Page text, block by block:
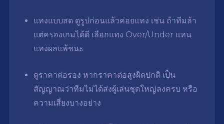
แทงแบบสด ดูรูปก่อนแล้วค่อยแทง เช่น ถ้าทีมล้า
แต่ครองเกมได้ดี เลือกแทง Over/Under แทน
แทงผลแพ้ชนะ
ดูราคาต่อรอง หากราคาต่อสูงผิดปกติ เป็น
สัญญาณว่าทีมไม่ได้ส่งผู้เล่นชุดใหญ่ลงครบ หรือ
ความเสี่ยงบางอย่าง